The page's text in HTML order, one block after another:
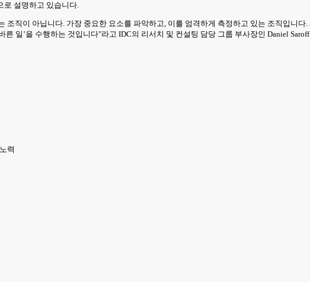
로 설명하고 있습니다.
직이 아닙니다. 가장 중요한 요소를 파악하고, 이를 엄격하게 측정하고 있는 조직입니
일’을 수행하는 것입니다"라고 IDC의 리서치 및 컨설팅 담당 그룹 부사장인 Daniel
력